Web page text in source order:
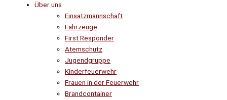
Über uns
Einsatzmannschaft
Fahrzeuge
First Responder
Atemschutz
Jugendgruppe
Kinderfeuerwehr
Frauen in der Feuerwehr
Brandcontainer